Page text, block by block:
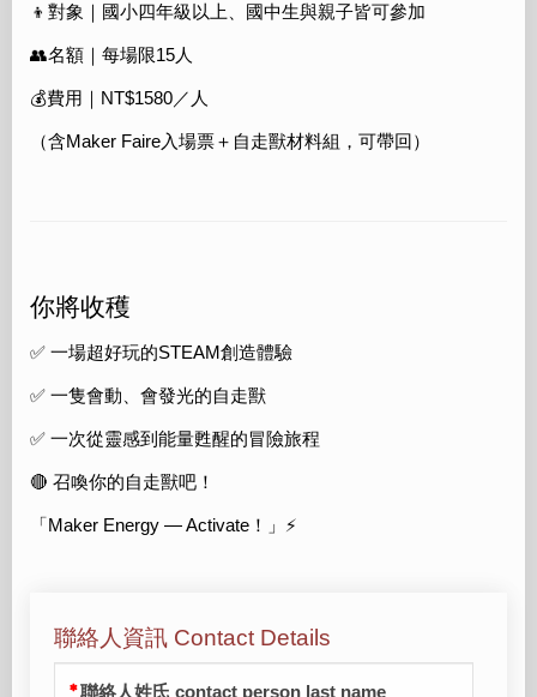
👦對象｜國小四年級以上、國中生與親子皆可參加
👥名額｜每場限15人
💰費用｜NT$1580／人
（含Maker Faire入場票＋自走獸材料組，可帶回）
你將收穫
✅ 一場超好玩的STEAM創造體驗
✅ 一隻會動、會發光的自走獸
✅ 一次從靈感到能量甦醒的冒險旅程
🔴 召喚你的自走獸吧！
「Maker Energy — Activate！」⚡️
聯絡人資訊 Contact Details
聯絡人姓氏 contact person last name